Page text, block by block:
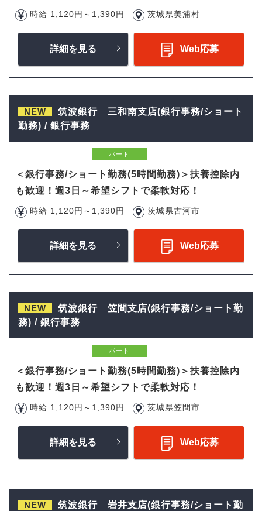
時給 1,120円～1,390円 茨城県美浦村
詳細を見る Web応募
NEW
筑波銀行 三和南支店(銀行事務/ショート
勤務) / 銀行事務
パート
＜銀行事務/ショート勤務(5時間勤務)＞扶養控除内
も歓迎！週3日～希望シフトで柔軟対応！
時給 1,120円～1,390円 茨城県古河市
詳細を見る Web応募
NEW
筑波銀行 笠間支店(銀行事務/ショート勤
務) / 銀行事務
パート
＜銀行事務/ショート勤務(5時間勤務)＞扶養控除内
も歓迎！週3日～希望シフトで柔軟対応！
時給 1,120円～1,390円 茨城県笠間市
詳細を見る Web応募
NEW
筑波銀行 岩井支店(銀行事務/ショート勤